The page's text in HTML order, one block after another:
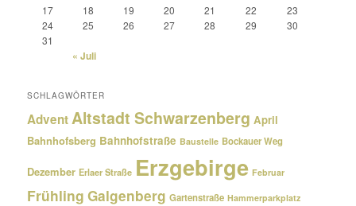
17
18 19 20 21 22
23
24
25 26 27 28 29
30
31
« Juli
SCHLAGWÖRTER
AdventAltstadt Schwarzenberg April
Bahnhofsberg Bahnhofstraße Baustelle Bockauer Weg
Dezember Erlaer Straße Erzgebirge Februar
Frühling Galgenberg Gartenstraße Hammerparkplatz